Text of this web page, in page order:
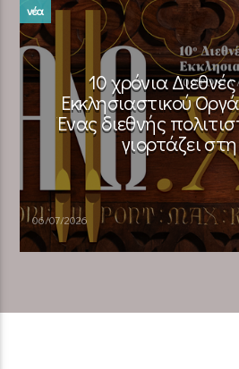
νέα
10 χρόνια
Εκκλησιαστικού
Ένας διεθνής
γιορτάζει
06/07/2026